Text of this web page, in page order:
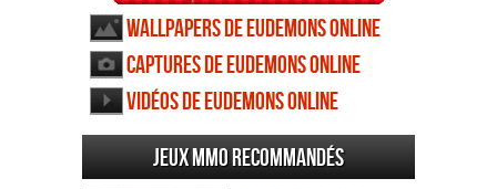
Wallpapers de Eudemons Online
Captures de Eudemons Online
Vidéos de Eudemons Online
Jeux MMO recommandés